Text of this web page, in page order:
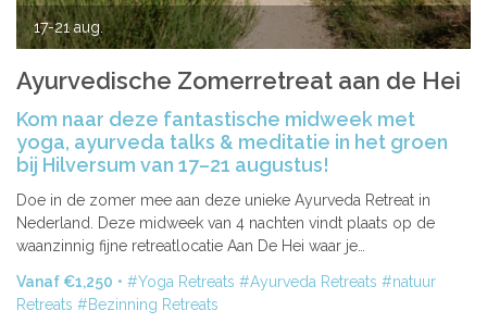
17-21 aug.
Ayurvedische Zomerretreat aan de Hei
Kom naar deze fantastische midweek met
yoga, ayurveda talks & meditatie in het groen
bij Hilversum van 17–21 augustus!
Doe in de zomer mee aan deze unieke Ayurveda Retreat in
Nederland. Deze midweek van 4 nachten vindt plaats op de
waanzinnig fijne retreatlocatie Aan De Hei waar je…
Vanaf €1,250 Yoga Retreats Ayurveda Retreats
natuur
Retreats
Bezinning Retreats